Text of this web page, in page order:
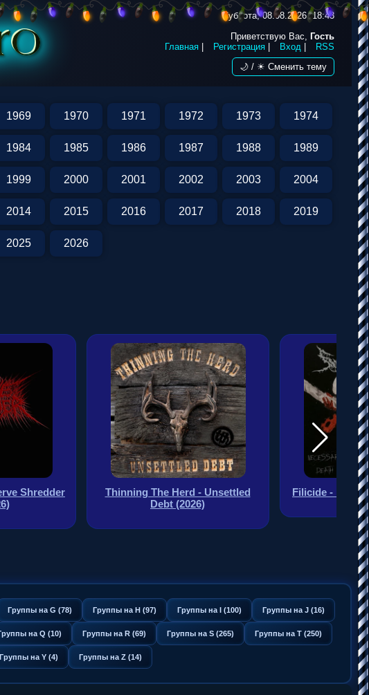
Суббота, 08.08.2026, 18:43
Приветствую Вас, Гость
Главная
Регистрация Вход
RSS
🌙 / ☀ Сменить тему
1969 1970 1971 1972 1973 1974
1984 1985 1986 1987 1988 1989
1999 2000 2001 2002 2003 2004
2014 2015 2016 2017 2018 2019
2025 2026
Shredder
Thinning The Herd - Unsettled
Debt (2026)
Filicide -
Группы на G (78) Группы на H (97) Группы на I (100) Группы на J (16)
на Q (10) Группы на R (69) Группы на S (265) Группы на T (250)
Группы на Y (4) Группы на Z (14)